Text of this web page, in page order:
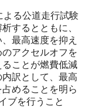
る公道走行試験
するとともに、
最高速度を抑え
アクセルオフを
ことが燃費低減
訳として、最高
めることを明ら
ブを行うこと